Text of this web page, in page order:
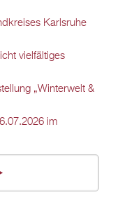
Karlsruhe
vielfältiges
„Winterwelt &
im